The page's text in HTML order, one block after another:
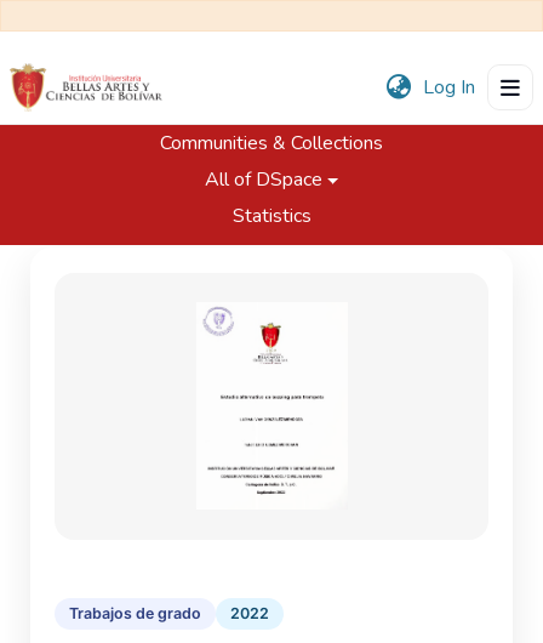
Log In
Communities & Collections
All of DSpace
Statistics
Trabajos de Grado
Programa de Música
Estudio alternativo de buzzing para trompeta
Trabajos de grado 2022